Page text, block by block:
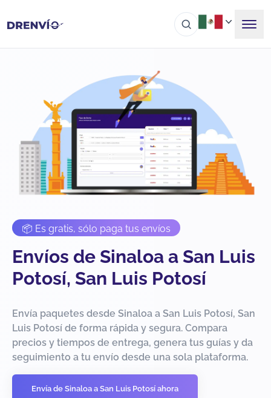
📦 Es gratis, sólo paga tus envíos
Envíos de Sinaloa a San Luis
Potosí, San Luis Potosí
Envía paquetes desde Sinaloa a San Luis Potosí, San
Luis Potosí de forma rápida y segura. Compara
precios y tiempos de entrega, genera tus guías y da
seguimiento a tu envío desde una sola plataforma.
Envía de Sinaloa a San Luis Potosí ahora